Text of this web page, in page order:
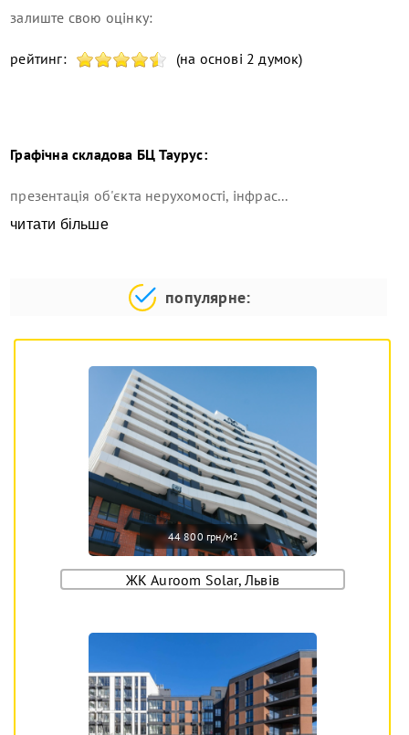
залиште свою оцінку:
рейтинг: (на основі 2 думок)
Графічна складова БЦ Таурус:
презентація об'єкта нерухомості, інфрас...
читати більше
популярне:
44 800 грн/м2
ЖК Auroom Solar, Львів